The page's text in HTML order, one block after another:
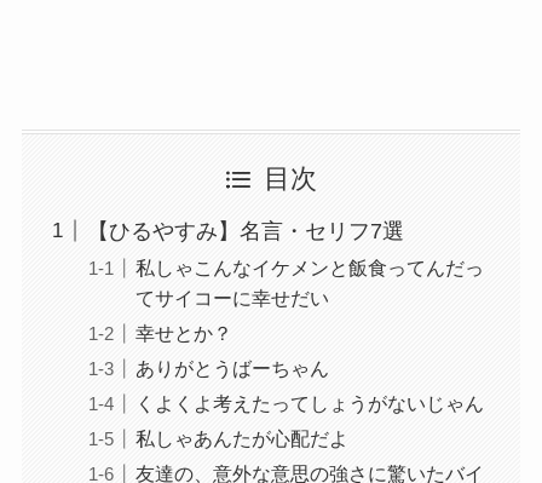
目次
【ひるやすみ】名言・セリフ7選
私しゃこんなイケメンと飯食ってんだっ
てサイコーに幸せだい
幸せとか？
ありがとうばーちゃん
くよくよ考えたってしょうがないじゃん
私しゃあんたが心配だよ
友達の、意外な意思の強さに驚いたバイ